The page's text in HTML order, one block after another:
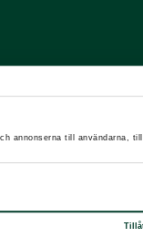
annonserna till användarna,